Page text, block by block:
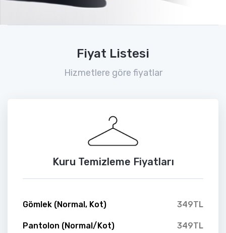
Fiyat Listesi
Hizmetlere göre fiyatlar
Kuru Temizleme Fiyatları
Gömlek (Normal, Kot) 349TL
Pantolon (Normal/Kot) 349TL